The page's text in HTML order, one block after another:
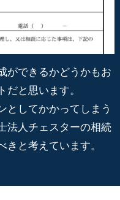
ができるかどうかもお
と思います。
としてかかってしまう
法人チェスターの相続
と考えています。